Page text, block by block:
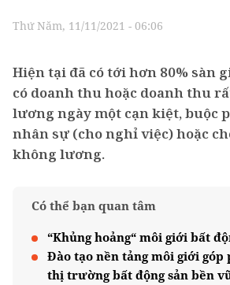
Thứ Năm, 11/11/2021 - 06:06
Hiện tại đã có tới hơn 80% sàn
có doanh thu hoặc doanh thu
lương ngày một cạn kiệt, buộc
nhân sự (cho nghỉ việc) hoặc
không lương.
Có thể bạn quan tâm
“Khủng hoảng“ môi giới bất
Đào tạo nền tảng môi giới
thị trường bất động sản bền